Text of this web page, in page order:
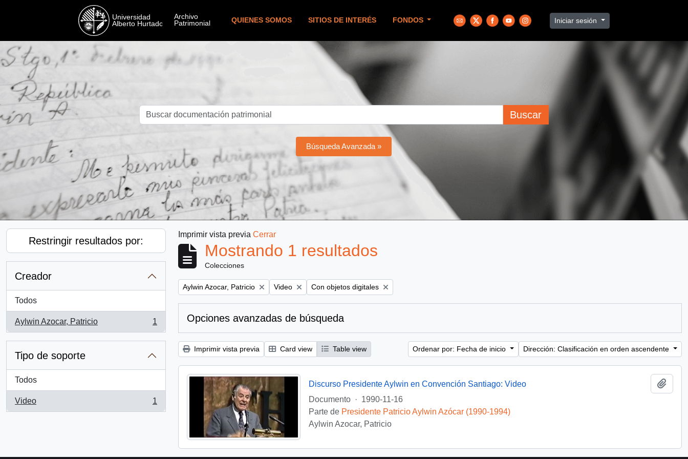
QUIENES SOMOS SITIOS DE INTERÉS FONDOS Iniciar sesión
Buscar
Búsqueda Avanzada »
Restringir resultados por:
Creador
Todos
Aylwin Azocar, Patricio
, 1 resultados
1
Tipo de soporte
Todos
Video
, 1 resultados
1
Imprimir vista previa Cerrar
Mostrando 1 resultados
Colecciones
Remove filter:
Aylwin Azocar, Patricio Remove filter:
Video Remove filter:
Con objetos digitales
Opciones avanzadas de búsqueda
Imprimir vista previa Card view Table view Ordenar por: Fecha de inicio Dirección: Clasificación en orden ascendente
Discurso Presidente Aylwin en Convención Santiago: Video
Documento
· 1990-11-16
Parte de Presidente Patricio Aylwin Azócar (1990-1994)
Aylwin Azocar, Patricio